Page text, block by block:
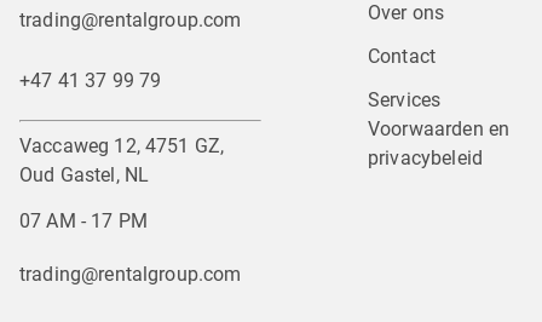
trading@rentalgroup.com
+47 41 37 99 79
Vaccaweg 12, 4751 GZ,
Oud Gastel, NL
07 AM - 17 PM
trading@rentalgroup.com
Over ons
Contact
Services
Voorwaarden en
privacybeleid